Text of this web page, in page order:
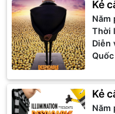
Kẻ
Năm
Thời
Diễn
Kẻ
Năm